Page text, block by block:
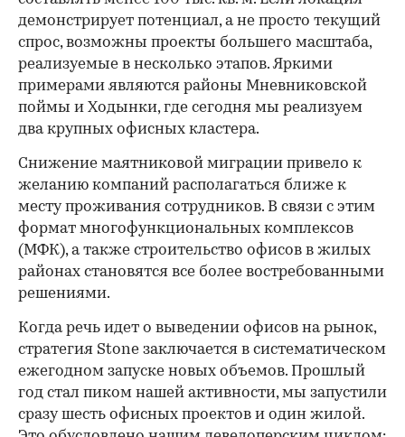
демонстрирует потенциал, а не просто текущий
спрос, возможны проекты большего масштаба,
реализуемые в несколько этапов. Яркими
примерами являются районы Мневниковской
поймы и Ходынки, где сегодня мы реализуем
два крупных офисных кластера.
Снижение маятниковой миграции привело к
желанию компаний располагаться ближе к
месту проживания сотрудников. В связи с этим
формат многофункциональных комплексов
(МФК), а также строительство офисов в жилых
районах становятся все более востребованными
решениями.
Когда речь идет о выведении офисов на рынок,
стратегия Stone заключается в систематическом
ежегодном запуске новых объемов. Прошлый
год стал пиком нашей активности, мы запустили
сразу шесть офисных проектов и один жилой.